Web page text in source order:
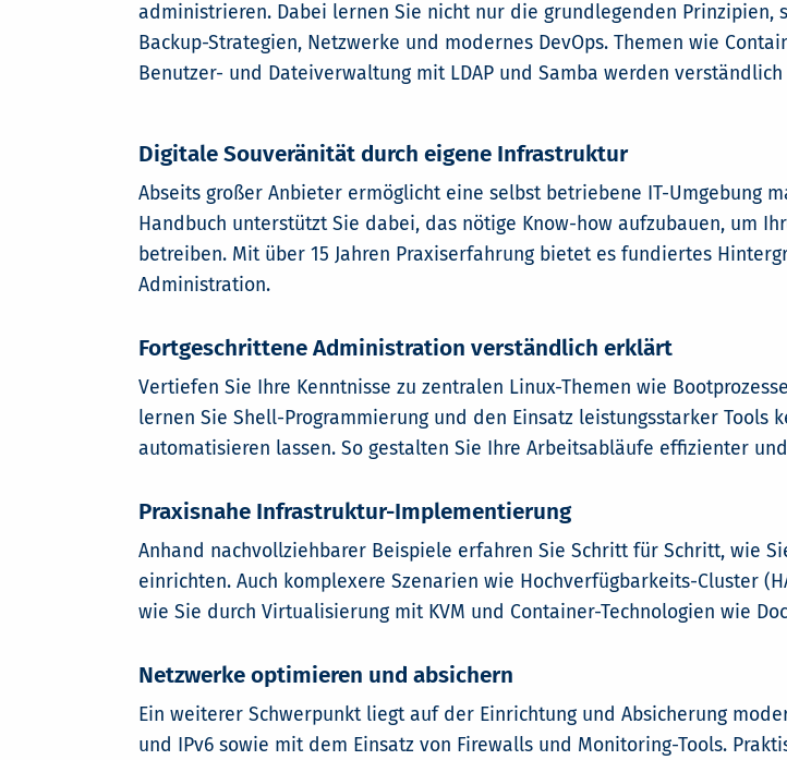
administrieren. Dabei lernen Sie nicht nur die grundlegenden
Backup-Strategien, Netzwerke und modernes DevOps. Themen wie
Benutzer- und Dateiverwaltung mit LDAP und Samba werden
Digitale Souveränität durch eigene Infrastruktur
Abseits großer Anbieter ermöglicht eine selbst betriebene IT-Umgebung
Handbuch unterstützt Sie dabei, das nötige Know-how aufzubauen, um
betreiben. Mit über 15 Jahren Praxiserfahrung bietet es fundiertes
Administration.
Fortgeschrittene Administration verständlich erklärt
Vertiefen Sie Ihre Kenntnisse zu zentralen Linux-Themen wie
lernen Sie Shell-Programmierung und den Einsatz leistungsstarker Tools
automatisieren lassen. So gestalten Sie Ihre Arbeitsabläufe effizienter
Praxisnahe Infrastruktur-Implementierung
Anhand nachvollziehbarer Beispiele erfahren Sie Schritt für Schritt, wie
einrichten. Auch komplexere Szenarien wie Hochverfügbarkeits-Cluster
wie Sie durch Virtualisierung mit KVM und Container-Technologien wie
Netzwerke optimieren und absichern
Ein weiterer Schwerpunkt liegt auf der Einrichtung und Absicherung
und IPv6 sowie mit dem Einsatz von Firewalls und Monitoring-Tools.